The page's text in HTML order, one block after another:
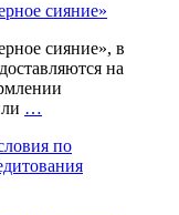
сияние»
сияние», в
на
…